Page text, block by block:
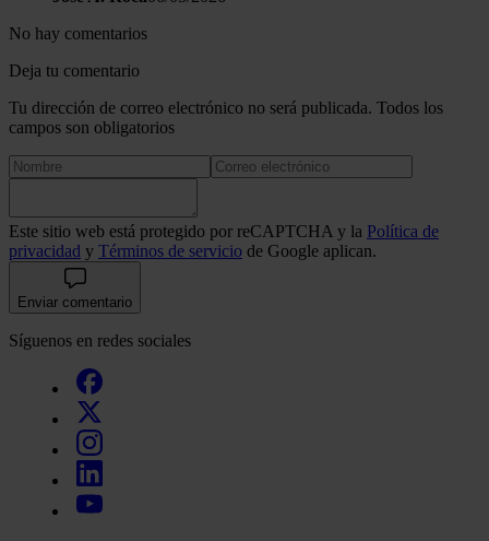
No hay comentarios
Deja tu comentario
Tu dirección de correo electrónico no será publicada. Todos los
campos son obligatorios
Este sitio web está protegido por reCAPTCHA y la Política de
privacidad y Términos de servicio de Google aplican.
Enviar comentario
Síguenos en redes sociales